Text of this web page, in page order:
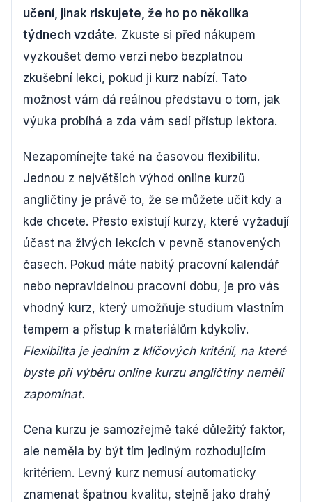
učení, jinak riskujete, že ho po několika
týdnech vzdáte. Zkuste si před nákupem
vyzkoušet demo verzi nebo bezplatnou
zkušební lekci, pokud ji kurz nabízí. Tato
možnost vám dá reálnou představu o tom, jak
výuka probíhá a zda vám sedí přístup lektora.
Nezapomínejte také na časovou flexibilitu.
Jednou z největších výhod online kurzů
angličtiny je právě to, že se můžete učit kdy a
kde chcete. Přesto existují kurzy, které vyžadují
účast na živých lekcích v pevně stanovených
časech. Pokud máte nabitý pracovní kalendář
nebo nepravidelnou pracovní dobu, je pro vás
vhodný kurz, který umožňuje studium vlastním
tempem a přístup k materiálům kdykoliv.
Flexibilita je jedním z klíčových kritérií, na které
byste při výběru online kurzu angličtiny neměli
zapomínat.
Cena kurzu je samozřejmě také důležitý faktor,
ale neměla by být tím jediným rozhodujícím
kritériem. Levný kurz nemusí automaticky
znamenat špatnou kvalitu, stejně jako drahý